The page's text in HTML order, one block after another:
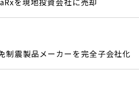
制震製品メーカーを完全子会社化